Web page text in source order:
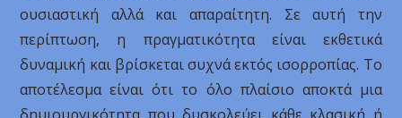
ουσιαστική αλλά και απαραίτητη. Σε αυτή την
περίπτωση, η πραγματικότητα είναι εκθετικά
δυναμική και βρίσκεται συχνά εκτός ισορροπίας. Το
αποτέλεσμα είναι ότι το όλο πλαίσιο αποκτά μια